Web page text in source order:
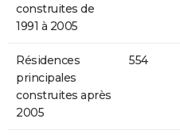
construites de
1991 à 2005
Résidences
principales
construites après
2005
554